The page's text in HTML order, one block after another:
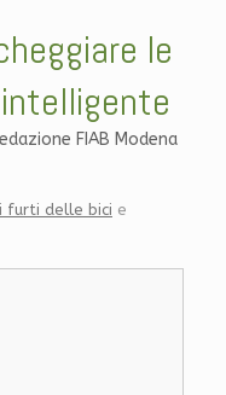
le
FIAB Modena
furti delle bici e